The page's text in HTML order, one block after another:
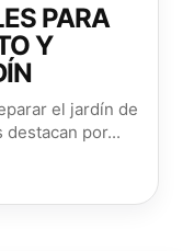
PARA
Y
el jardín de
destacan por...